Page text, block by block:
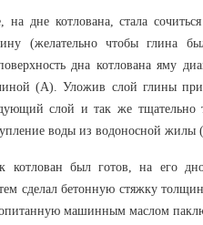
на дне котлована, стала
(желательно чтобы глина
дна котлована яму
(А). Уложив слой глины
слой и так же тщательно
воды из водоносной жилы
котлован был готов, на его
сделал бетонную стяжку
машинным маслом